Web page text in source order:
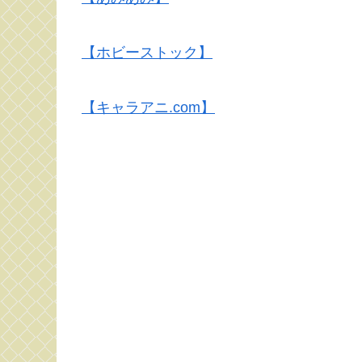
【ホビーストック】
【キャラアニ.com】